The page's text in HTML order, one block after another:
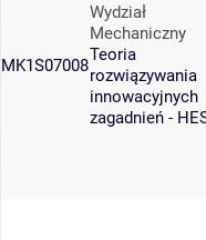
MK1S07008
Wydział
Mechaniczny
Teoria
rozwiązywania
innowacyjnych
zagadnień -